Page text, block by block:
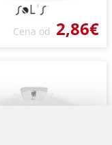
Cena od 2,86€